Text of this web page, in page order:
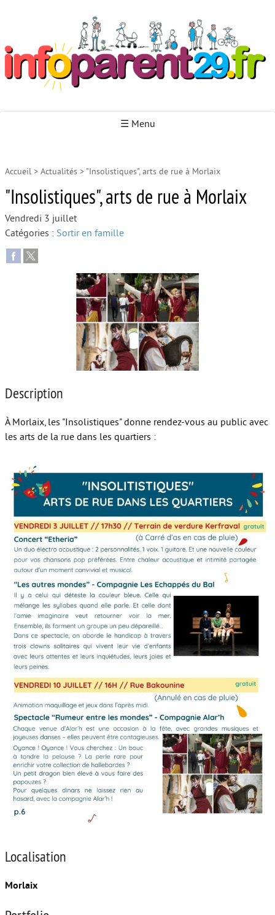
☰ Menu
Accueil
Autour de la naissance
Autour de la jeunesse
Autour de l’école
Protéger les enfants
Face au handicap
Face au deuil
Vie de couple
Aide aux parents
Accueil > Actualités > "Insolistiques", arts de rue à Morlaix
"Insolistiques", arts de rue à Morlaix
Vendredi 3 juillet
Catégories : Sortir en famille
Description
À Morlaix, les "Insolistiques" donne rendez-vous au public avec
les arts de la rue dans les quartiers :
Localisation
Morlaix